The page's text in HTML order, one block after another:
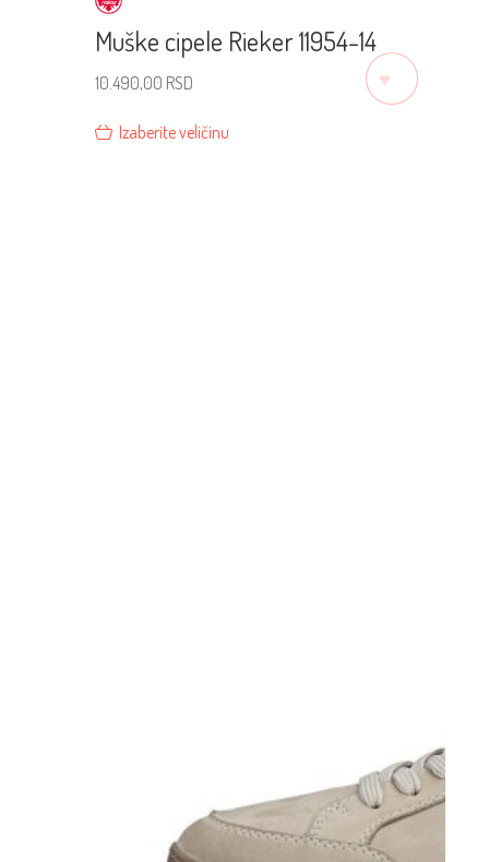
Muške cipele Rieker 11954-14
10.490,00 RSD
Izaberite veličinu